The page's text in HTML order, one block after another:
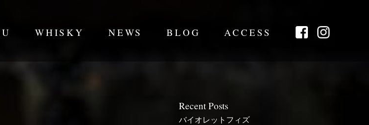
WHISKY NEWS BLOG ACCESS
Recent Posts
バイオレットフィズ